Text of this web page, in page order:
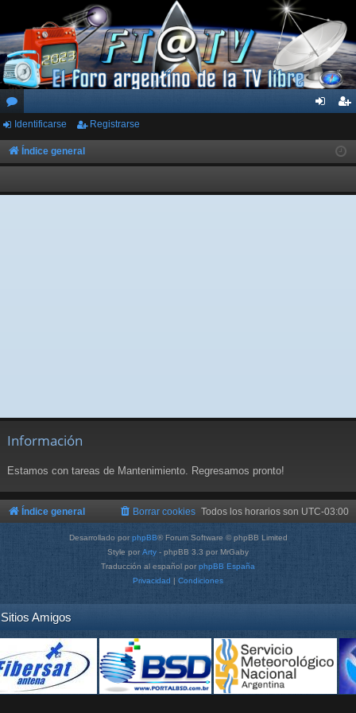
or
os
ar
ist
rs
Identificarse Registrarse
Índice general
Información
Estamos con tareas de Mantenimiento. Regresamos pronto!
Índice general Todos los horarios son UTC-03:00
Borrar cookies
Desarrollado por phpBB® Forum Software © phpBB Limited
Style por Arty - phpBB 3.3 por MrGaby
Traducción al español por phpBB España
Privacidad | Condiciones
Sitios Amigos